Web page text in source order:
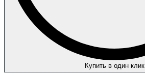
Купить в один клик